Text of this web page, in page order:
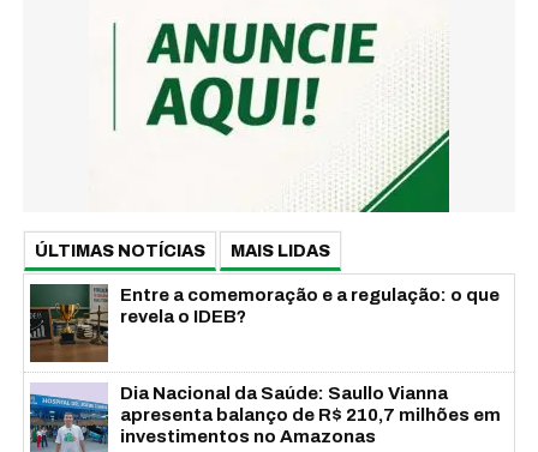
ÚLTIMAS NOTÍCIAS MAIS LIDAS
Entre a comemoração e a regulação: o que
revela o IDEB?
Dia Nacional da Saúde: Saullo Vianna
apresenta balanço de R$ 210,7 milhões em
investimentos no Amazonas